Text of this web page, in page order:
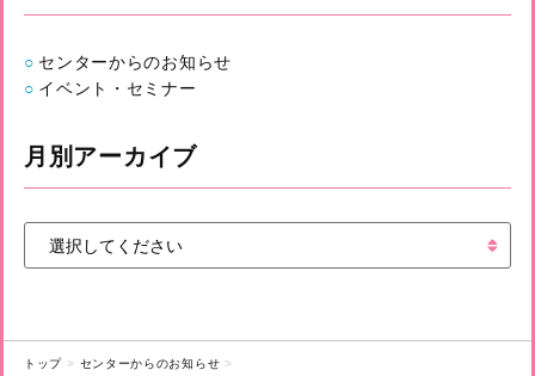
センターからのお知らせ
イベント・セミナー
月別アーカイブ
トップ
センターからのお知らせ